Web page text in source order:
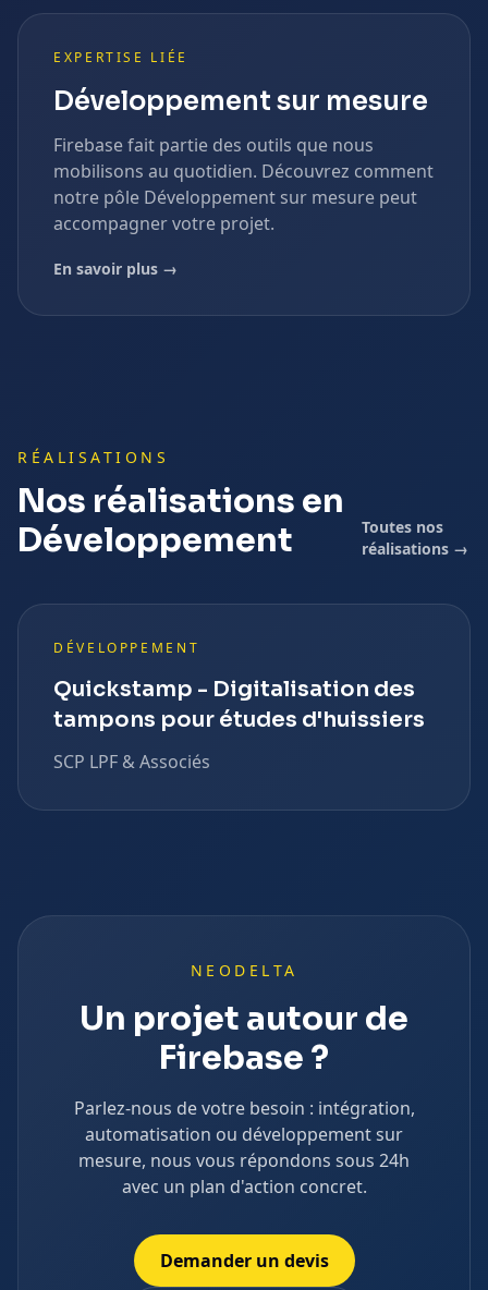
EXPERTISE LIÉE
Développement sur mesure
Firebasefait partie des outils que nous
mobilisons au quotidien. Découvrez comment
notre pôle Développement sur mesure peut
accompagner votre projet.
En savoir plus →
RÉALISATIONS
Nos réalisations en
Développement
Toutes nos
réalisations →
DÉVELOPPEMENT
Quickstamp - Digitalisation des
tampons pour études d'huissiers
SCP LPF & Associés
NEODELTA
Un projet autour de
Firebase ?
Parlez-nous de votre besoin : intégration,
automatisation ou développement sur
mesure, nous vous répondons sous 24h
avec un plan d'action concret.
Demander un devis